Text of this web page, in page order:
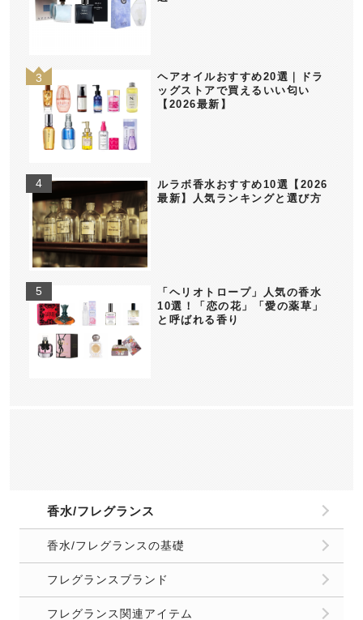
ヘアオイルおすすめ20選｜ドラ
ッグストアで買えるいい匂い
【2026最新】
ルラボ香水おすすめ10選【2026
最新】人気ランキングと選び方
「ヘリオトロープ」人気の香水
10選！「恋の花」「愛の薬草」
と呼ばれる香り
香水/フレグランス
香水/フレグランスの基礎
フレグランスブランド
フレグランス関連アイテム